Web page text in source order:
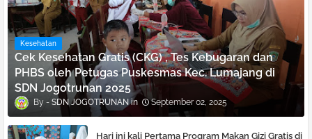
Kesehatan
Cek Kesehatan Gratis (CKG) , Tes Kebugaran dan
PHBS oleh Petugas Puskesmas Kec. Lumajang di
SDN Jogotrunan 2025
SDN JOGOTRUNAN September 02, 2025
Hari ini kali Pertama Program Makan Gizi Gratis di